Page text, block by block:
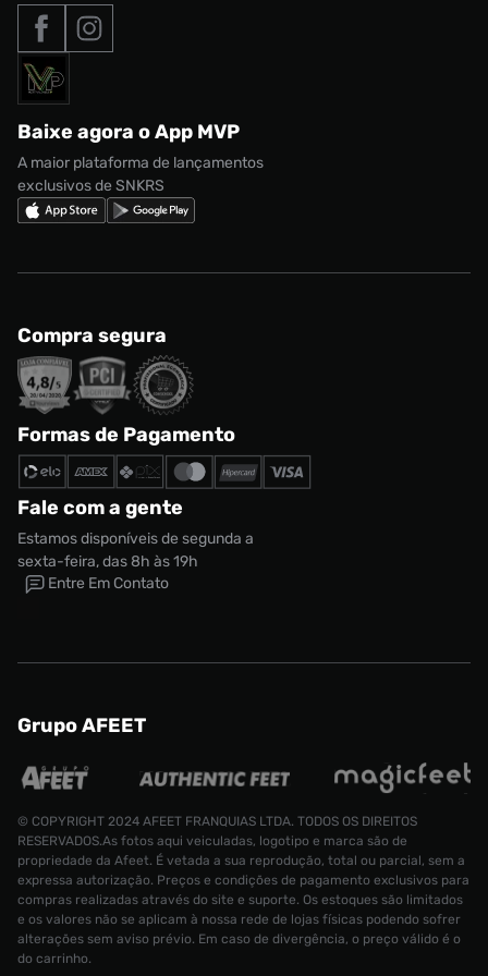
Roupas
Acessórios
Marcas
Nike Air Max
adidas Adi2000
adidas Campus
Nike Shox
Nossas lojas
Termos de uso
Política de privacidade
Regulamento CRM/ CASHBACK
Regulamento Cupom
Tipos de entrega
Formas de Pagamento
Solicite seus dados
Baixe agora o App MVP
A maior plataforma de lançamentos
exclusivos de SNKRS
Compra segura
Formas de Pagamento
Fale com a gente
Estamos disponíveis de segunda a
sexta-feira, das 8h às 19h
Entre Em Contato
Grupo AFEET
© COPYRIGHT 2024 AFEET FRANQUIAS LTDA. TODOS OS DIREITOS
RESERVADOS.As fotos aqui veiculadas, logotipo e marca são de
propriedade da Afeet. É vetada a sua reprodução, total ou parcial, sem a
expressa autorização. Preços e condições de pagamento exclusivos para
compras realizadas através do site e suporte. Os estoques são limitados
e os valores não se aplicam à nossa rede de lojas físicas podendo sofrer
alterações sem aviso prévio. Em caso de divergência, o preço válido é o
do carrinho.